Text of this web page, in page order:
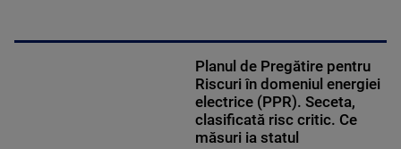
Planul de Pregătire pentru
Riscuri în domeniul energiei
electrice (PPR). Seceta,
clasificată risc critic. Ce
măsuri ia statul